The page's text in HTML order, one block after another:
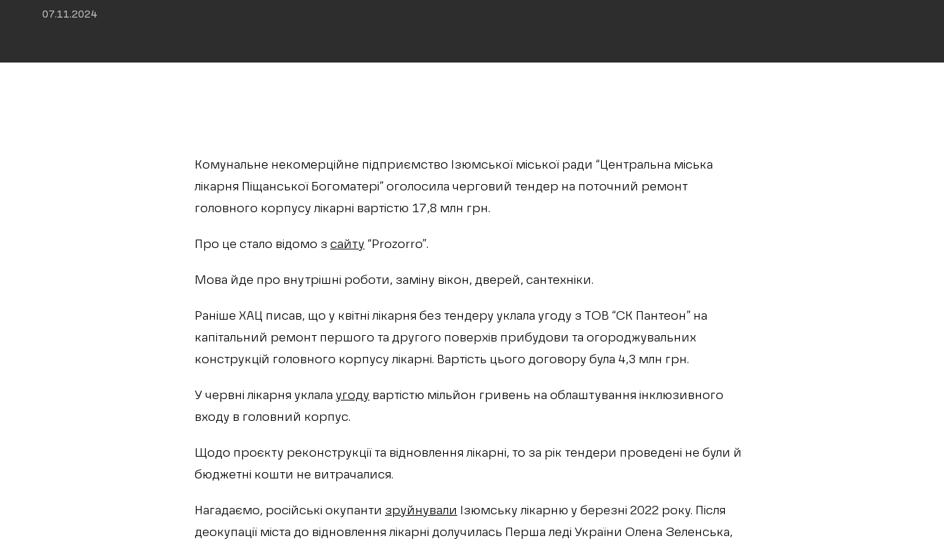
07.11.2024
Комунальне некомерційне підприємство Ізюмської міської ради “Центральна міська
лікарня Піщанської Богоматері” оголосила черговий тендер на поточний ремонт
головного корпусу лікарні вартістю 17,8 млн грн.
Про це стало відомо з сайту “Prozorro”.
Мова йде про внутрішні роботи, заміну вікон, дверей, сантехніки.
Раніше ХАЦ писав, що у квітні лікарня без тендеру уклала угоду з ТОВ “СК Пантеон” на
капітальний ремонт першого та другого поверхів прибудови та огороджувальних
конструкцій головного корпусу лікарні. Вартість цього договору була 4,3 млн грн.
У червні лікарня уклала угоду вартістю мільйон гривень на облаштування інклюзивного
входу в головний корпус.
Щодо проєкту реконструкції та відновлення лікарні, то за рік тендери проведені не були й
бюджетні кошти не витрачалися.
Нагадаємо, російські окупанти зруйнували
Ізюмську лікарню у березні 2022 року. Після
деокупації міста до відновлення лікарні долучилась Перша леді України Олена Зеленська,